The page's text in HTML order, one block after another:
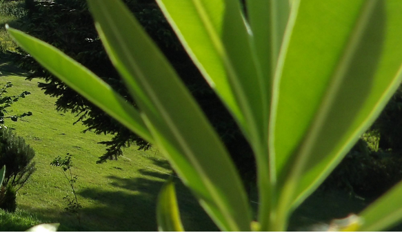
Podívejte se
jak to u
nás
aktuálně vypadá
Více
Zajímavosti v okolí
Tipy na výlety
Více